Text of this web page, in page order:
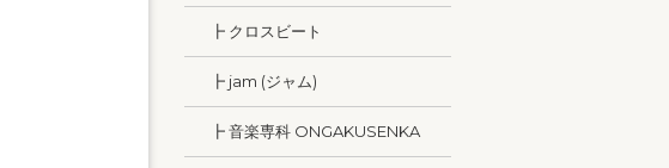
┣ クロスビート
┣ jam (ジャム)
┣ 音楽専科 ONGAKUSENKA